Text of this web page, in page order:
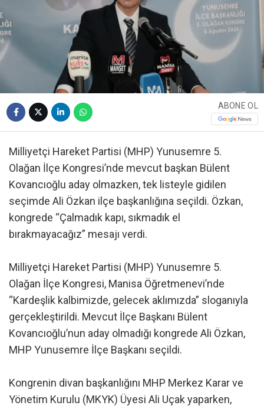
ABONE OL
Milliyetçi Hareket Partisi (MHP) Yunusemre 5.
Olağan İlçe Kongresi’nde mevcut başkan Bülent
Kovancıoğlu aday olmazken, tek listeyle gidilen
seçimde Ali Özkan ilçe başkanlığına seçildi. Özkan,
kongrede “Çalmadık kapı, sıkmadık el
bırakmayacağız” mesajı verdi.
Milliyetçi Hareket Partisi (MHP) Yunusemre 5.
Olağan İlçe Kongresi, Manisa Öğretmenevi’nde
“Kardeşlik kalbimizde, gelecek aklımızda” sloganıyla
gerçekleştirildi. Mevcut İlçe Başkanı Bülent
Kovancıoğlu’nun aday olmadığı kongrede Ali Özkan,
MHP Yunusemre İlçe Başkanı seçildi.
Kongrenin divan başkanlığını MHP Merkez Karar ve
Yönetim Kurulu (MKYK) Üyesi Ali Uçak yaparken,